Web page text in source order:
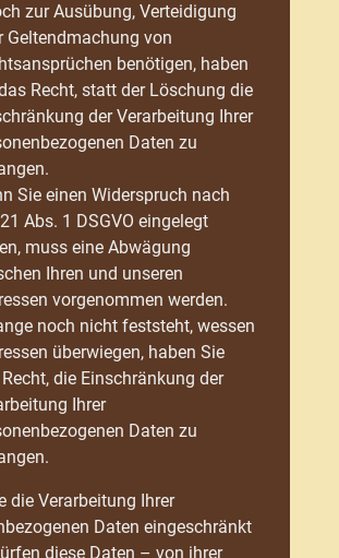
zur Ausübung, Verteidigung
Geltendmachung von
benötigen, haben
Recht, statt der Löschung die
der Verarbeitung Ihrer
Daten zu
Sie einen Widerspruch nach
Abs. 1 DSGVO eingelegt
muss eine Abwägung
Ihren und unseren
vorgenommen werden.
noch nicht feststeht, wessen
überwiegen, haben Sie
die Einschränkung der
Ihrer
Daten zu
die Verarbeitung Ihrer
Daten eingeschränkt
diese Daten – von ihrer